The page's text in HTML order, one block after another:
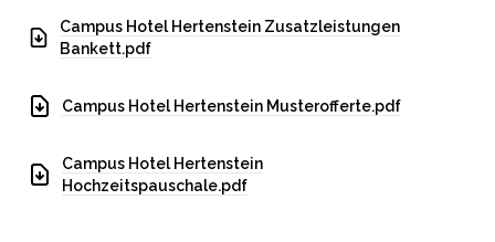
Campus Hotel Hertenstein Zusatzleistungen
Bankett.pdf
Campus Hotel Hertenstein Musterofferte.pdf
Campus Hotel Hertenstein
Hochzeitspauschale.pdf